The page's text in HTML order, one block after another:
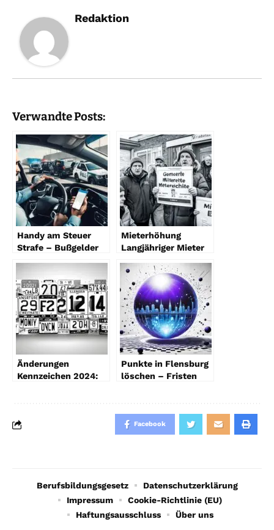
Redaktion
Verwandte Posts:
Handy am Steuer
Strafe – Bußgelder
Mieterhöhung
Langjähriger Mieter
Änderungen
Kennzeichen 2024:
Punkte in Flensburg
löschen – Fristen
Facebook
Berufsbildungsgesetz
Datenschutzerklärung
Impressum
Cookie-Richtlinie (EU)
Haftungsausschluss
Über uns